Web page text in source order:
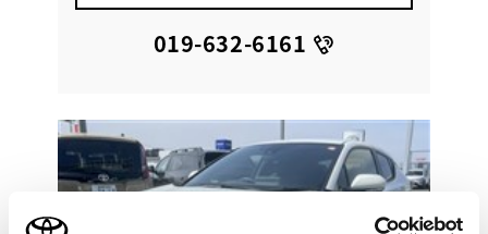
019-632-6161